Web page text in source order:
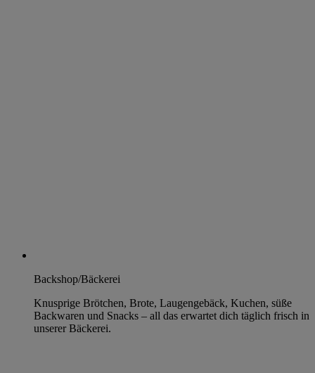
Backshop/Bäckerei
Knusprige Brötchen, Brote, Laugengebäck, Kuchen, süße
Backwaren und Snacks – all das erwartet dich täglich frisch in
unserer Bäckerei.